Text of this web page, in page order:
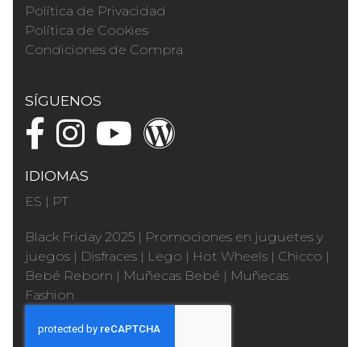
Política de Privacidad
Política de Cookies
Condiciones de Compra
SÍGUENOS
IDIOMAS
ES | PT
Black Friday 2025 | Promociones en juguetes y
juegos | Disfraces | Lego | Hot Wheels | Chicco |
Bebé Reborn | Muñecas Bebé | Muñecas
Fashion